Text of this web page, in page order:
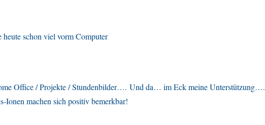
heute schon viel vorm Computer
Office / Projekte / Stundenbilder…. Und da… im Eck meine
Ionen machen sich positiv bemerkbar!